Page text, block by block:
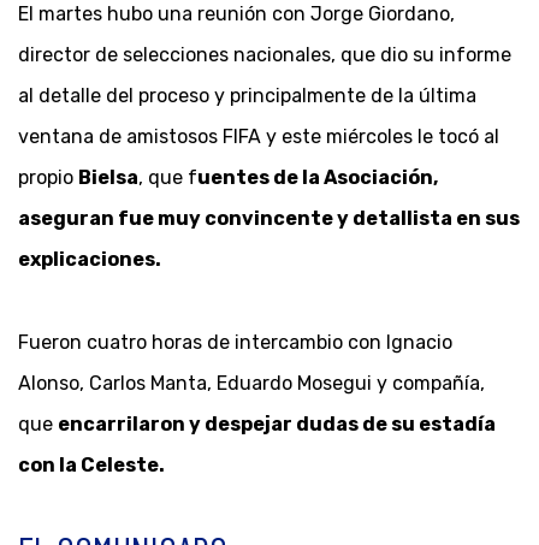
El martes hubo una reunión con Jorge Giordano,
director de selecciones nacionales, que dio su informe
al detalle del proceso y principalmente de la última
ventana de amistosos FIFA y este miércoles le tocó al
propio Bielsa, que fuentes de la Asociación,
aseguran fue muy convincente y detallista en sus
explicaciones.
Fueron cuatro horas de intercambio con Ignacio
Alonso, Carlos Manta, Eduardo Mosegui y compañía,
que encarrilaron y despejar dudas de su estadía
con la Celeste.